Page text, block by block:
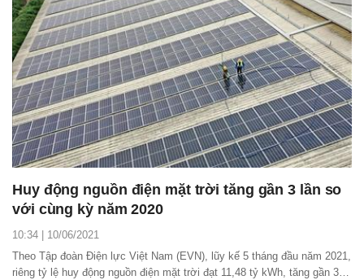
Huy động nguồn điện mặt trời tăng gần 3 lần so
với cùng kỳ năm 2020
10:34 | 10/06/2021
Theo Tập đoàn Điện lực Việt Nam (EVN), lũy kế 5 tháng đầu năm 2021,
riêng tỷ lệ huy động nguồn điện mặt trời đạt 11,48 tỷ kWh, tăng gần 3